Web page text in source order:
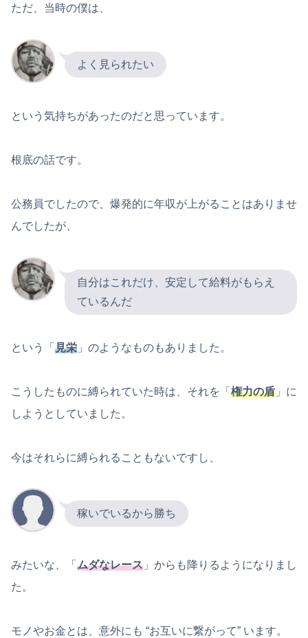
ただ、当時の僕は、
よく見られたい
という気持ちがあったのだと思っています。
根底の話です。
公務員でしたので、爆発的に年収が上がることはありませ
んでしたが、
自分はこれだけ、安定して給料がもらえ
ているんだ
という「 見栄 」のようなものもありました。
こうしたものに縛られていた時は、それを「 権力の盾 」に
しようとしていました。
今はそれらに縛られることもないですし、
稼いでいるから勝ち
みたいな、「 ムダなレース 」からも降りるようになりまし
た。
モノやお金とは、意外にも “お互いに繋がって” います。